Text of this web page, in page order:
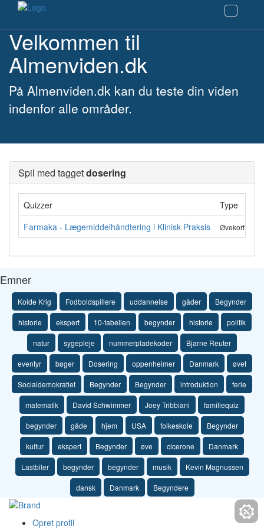
Velkommen til
Almenviden.dk
På Almenviden.dk kan du teste din viden
indenfor alle områder.
Spil med taggetdosering
Quizzer Type
Farmaka - Lægemiddelhåndtering i Klinisk Praksis
Øvekort
Emner
Kolde Krig Fodboldspillere uddannelse gåder Begynder
historie ekspert 10-tabellen begynder historie politik
natur sygepleje nummerpladekoder Bjarne Reuter
eventyr bøger Dosering oppenheimer Danmark øvet
Socialdemokratiet Begynder Begynder introduktion ferie
matematik David Schwimmer Joey Tribbiani familiequiz
begynder gåde hjem USA folkeskole Begynder
kultur ekspert Begynder øve cicerone Danmark
Lastbiler begynder begynder musik Kevin Magnussen
dansk Danmark Begyndere
Opret profil